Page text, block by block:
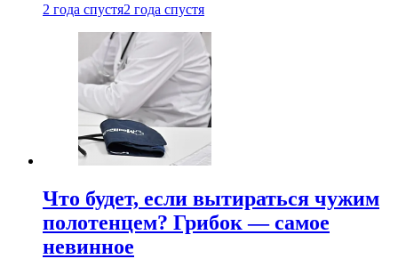
2 года спустя2 года спустя
Что будет, если вытираться чужим
полотенцем? Грибок — самое
невинное